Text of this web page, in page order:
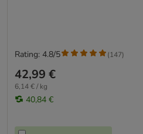
42,99 €
6,14 € / kg
40,84 €
Rating: 4.8/5 (147)